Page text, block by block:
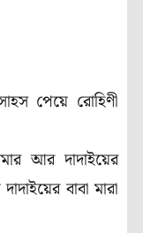
পেয়ে রোহিণী
আর দাদাইয়ের
বাবা মারা